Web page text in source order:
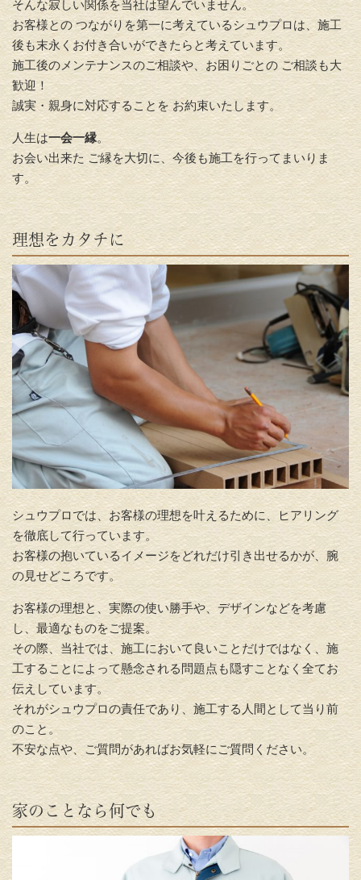
そんな寂しい関係を当社は望んでいません。
お客様との つながりを第一に考えているシュウプロは、施工
後も末永くお付き合いができたらと考えています。
施工後のメンテナンスのご相談や、お困りごとの ご相談も大
歓迎！
誠実・親身に対応することを お約束いたします。
人生は一会一縁。
お会い出来た ご縁を大切に、今後も施工を行ってまいりま
す。
理想をカタチに
シュウプロでは、お客様の理想を叶えるために、ヒアリング
を徹底して行っています。
お客様の抱いているイメージをどれだけ引き出せるかが、腕
の見せどころです。
お客様の理想と、実際の使い勝手や、デザインなどを考慮
し、最適なものをご提案。
その際、当社では、施工において良いことだけではなく、施
工することによって懸念される問題点も隠すことなく全てお
伝えしています。
それがシュウプロの責任であり、施工する人間として当り前
のこと。
不安な点や、ご質問があればお気軽にご質問ください。
家のことなら何でも